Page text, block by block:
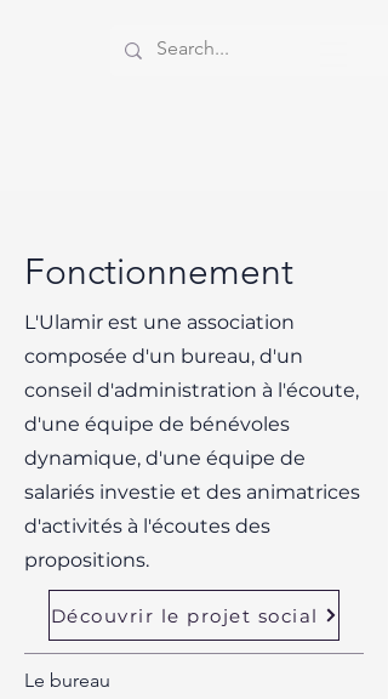
Fonctionnement
L'Ulamir est une association
composée d'un bureau, d'un
conseil d'administration à l'écoute,
d'une équipe de bénévoles
dynamique, d'une équipe de
salariés investie et des animatrices
d'activités à l'écoutes des
propositions.
Découvrir le projet social
Le bureau